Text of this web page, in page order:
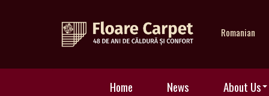
Romanian
Home News About Us
Home